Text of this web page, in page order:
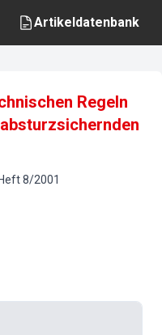
Artikeldatenbank
Regeln
Heft8/2001